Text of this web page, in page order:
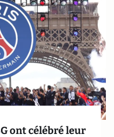
ont célébré leur